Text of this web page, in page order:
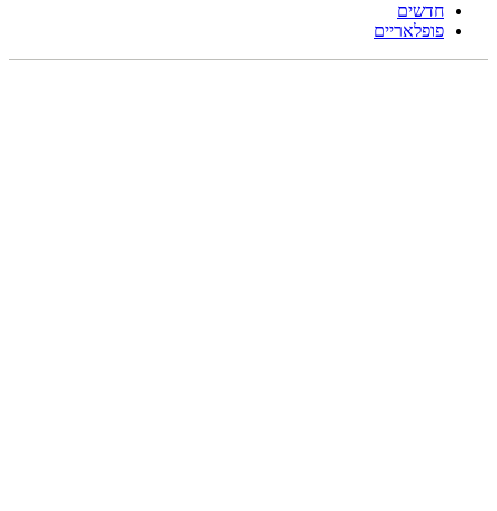
חדשים
פופלאריים